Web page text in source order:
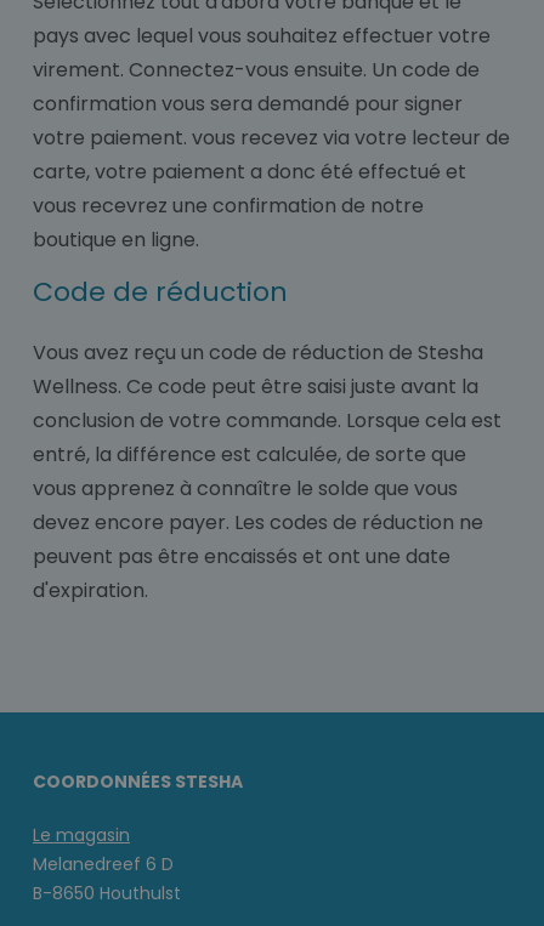
pays avec lequel vous souhaitez effectuer votre
virement. Connectez-vous ensuite. Un code de
confirmation vous sera demandé pour signer
votre paiement. vous recevez via votre lecteur de
carte, votre paiement a donc été effectué et
vous recevrez une confirmation de notre
boutique en ligne.
Code de réduction
Vous avez reçu un code de réduction de Stesha
Wellness. Ce code peut être saisi juste avant la
conclusion de votre commande. Lorsque cela est
entré, la différence est calculée, de sorte que
vous apprenez à connaître le solde que vous
devez encore payer. Les codes de réduction ne
peuvent pas être encaissés et ont une date
d'expiration.
COORDONNÉES STESHA
Le magasin
Melanedreef 6 D
B-8650 Houthulst